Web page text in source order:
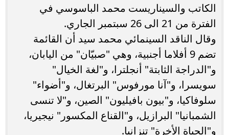
الكاتب والسيناريست محمد الباسوسي في
الفترة من 21 الى 26 سبتمبر الجاري.
وقال الناقد السينمائي محمد سيد أن القائمة
تضم 9 أفلاما أجنبية، وهي "صبيّان" من اليابان،
و"الدراجة الثابتة" أنجلترا، و"لغة الخيال"
سويسرا، و"آنا مورفوس" البرتغال، و"أضواء"
سلوفاكيا، و"بيون بافيليون" الصين، و"لا تنسى
الشمبانيا" البرازيل، و"القناع المكسور" نيجيريا،
و"الحياة الأخرة" تنزانيا.